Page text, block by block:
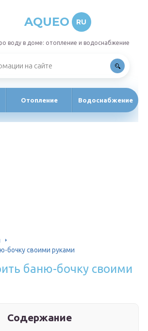
AQUEO RU
воду в доме: отопление и водоснабжение
Отопление Водоснабжение
бочку своими руками
баню-бочку своими
Содержание